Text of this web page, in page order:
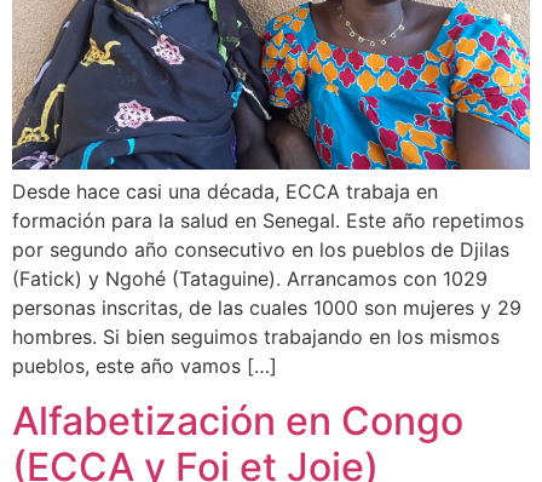
Desde hace casi una década, ECCA trabaja en
formación para la salud en Senegal. Este año repetimos
por segundo año consecutivo en los pueblos de Djilas
(Fatick) y Ngohé (Tataguine). Arrancamos con 1029
personas inscritas, de las cuales 1000 son mujeres y 29
hombres. Si bien seguimos trabajando en los mismos
pueblos, este año vamos […]
Alfabetización en Congo
(ECCA y Foi et Joie)